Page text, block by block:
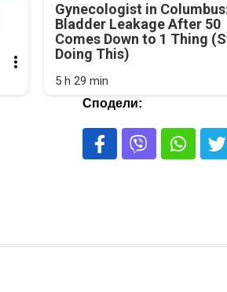
Gynecologist in
Bladder Leakage After 50
Comes Down to 1 Thing
Doing This)
5 h 29 min
Сподели: